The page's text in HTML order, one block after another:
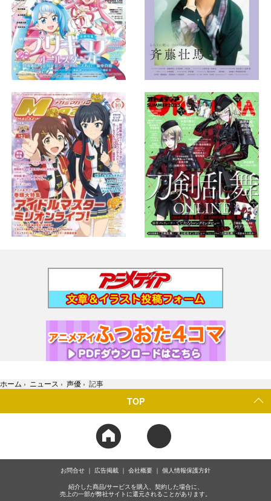
ホーム › ニュース › 声優 › 記事
TOP
お問合せ 広告掲載 会社概要 個人情報保護方針
紹介した商品/サービスを購入、契約した場合に、
売上の一部が弊社サイトに還元されることがあります。